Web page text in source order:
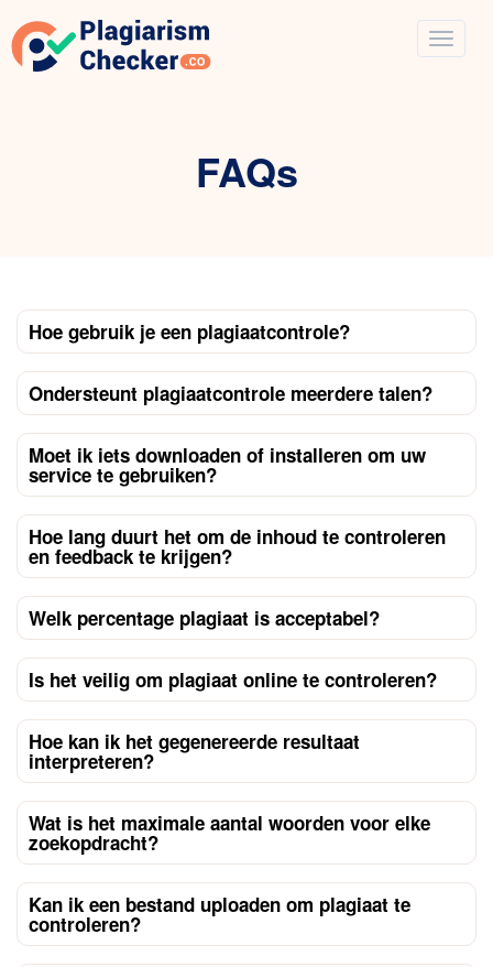
FAQs
Hoe gebruik je een plagiaatcontrole?
Ondersteunt plagiaatcontrole meerdere talen?
Moet ik iets downloaden of installeren om uw
service te gebruiken?
Hoe lang duurt het om de inhoud te controleren
en feedback te krijgen?
Welk percentage plagiaat is acceptabel?
Is het veilig om plagiaat online te controleren?
Hoe kan ik het gegenereerde resultaat
interpreteren?
Wat is het maximale aantal woorden voor elke
zoekopdracht?
Kan ik een bestand uploaden om plagiaat te
controleren?